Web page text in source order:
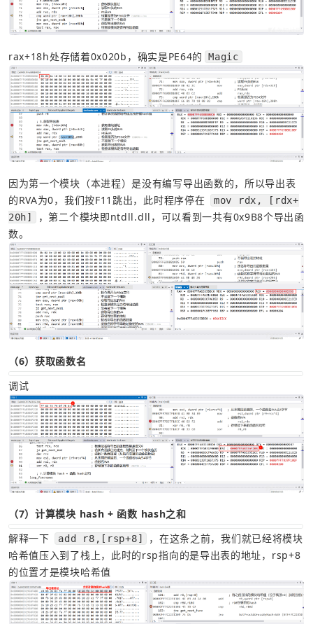
rax+18h处存储着0x020b，确实是PE64的 Magic
因为第一个模块（本进程）是没有编写导出函数的，所以导出表
的RVA为0，我们按F11跳出，此时程序停在
mov rdx, [rdx+
20h]
，第二个模块即ntdll.dll，可以看到一共有0x9B8个导出函
数。
（6）获取函数名
调试
（7）计算模块 hash + 函数 hash之和
解释一下
add r8,[rsp+8]
，在这条之前，我们就已经将模块
哈希值压入到了栈上，此时的rsp指向的是导出表的地址，rsp+8
的位置才是模块哈希值